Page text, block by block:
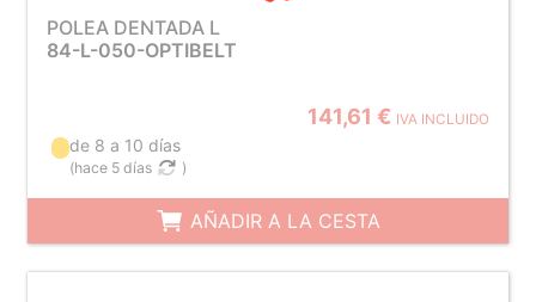
POLEA DENTADA L
84-L-050-OPTIBELT
141,61 € IVA INCLUIDO
de 8 a 10 días
(hace 5 días )
AÑADIR A LA CESTA